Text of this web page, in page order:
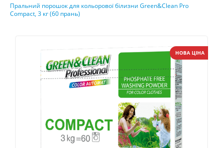
Пральний порошок для кольорової білизни Green&Clean Pro
Compact, 3 кг (60 прань)
НОВА ЦІНА